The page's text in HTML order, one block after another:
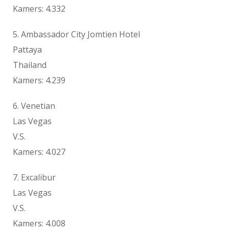
Kamers: 4.332
5. Ambassador City Jomtien Hotel
Pattaya
Thailand
Kamers: 4.239
6. Venetian
Las Vegas
V.S.
Kamers: 4.027
7. Excalibur
Las Vegas
V.S.
Kamers: 4.008